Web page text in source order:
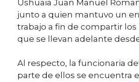
Ushuaia Juan Manuel
junto a quien mantuvo un
trabajo a fin de compartir
que se llevan adelante
Al respecto, la funcionaria
parte de ellos se encuentra